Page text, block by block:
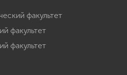
факультет
факультет
факультет